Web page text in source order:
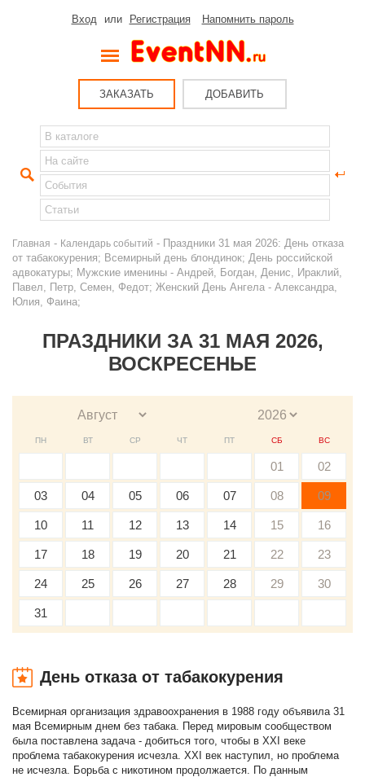
Вход или Регистрация Напомнить пароль
ЗАКАЗАТЬ ДОБАВИТЬ
Главная - Календарь событий - Праздники 31 мая 2026: День отказа
от табакокурения; Всемирный день блондинок; День российской
адвокатуры; Мужские именины - Андрей, Богдан, Денис, Ираклий,
Павел, Петр, Семен, Федот; Женский День Ангела - Александра,
Юлия, Фаина;
ПРАЗДНИКИ ЗА 31 МАЯ 2026,
ВОСКРЕСЕНЬЕ
ПН ВТ СР ЧТ ПТ СБ ВС
01 02
03 04 05 06 07 08 09
10 11 12 13 14 15 16
17 18 19 20 21 22 23
24 25 26 27 28 29 30
31
День отказа от табакокурения
Всемирная организация здравоохранения в 1988 году объявила 31
мая Всемирным днем без табака. Перед мировым сообществом
была поставлена задача - добиться того, чтобы в XXI веке
проблема табакокурения исчезла. XXI век наступил, но проблема
не исчезла. Борьба с никотином продолжается. По данным